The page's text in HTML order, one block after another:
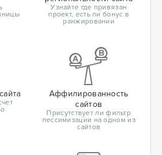
Узнайте где привязан
проект, есть ли бонус в
ранжировании
Аффилированность
сайтов
Присутствует ли фильтр
пессимизации на одном из
сайтов